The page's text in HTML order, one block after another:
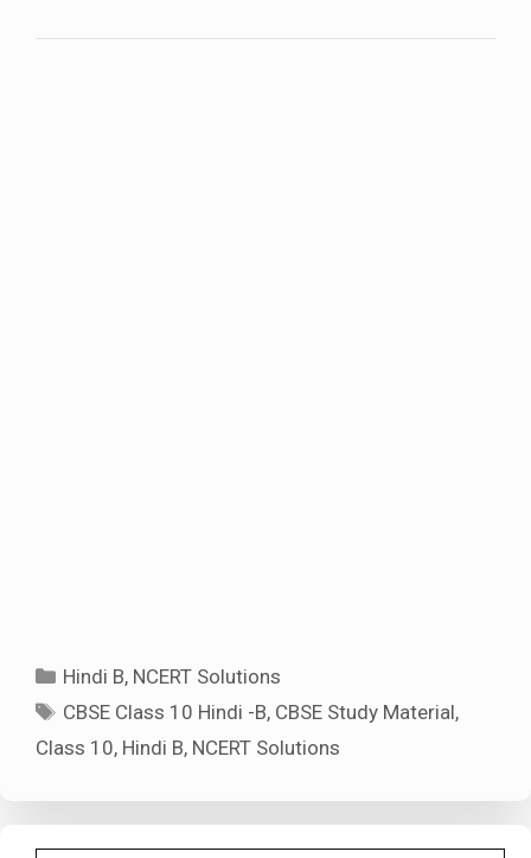
Categories
Hindi B, NCERT Solutions
Tags
CBSE Class 10 Hindi -B, CBSE Study Material,
Class 10, Hindi B, NCERT Solutions